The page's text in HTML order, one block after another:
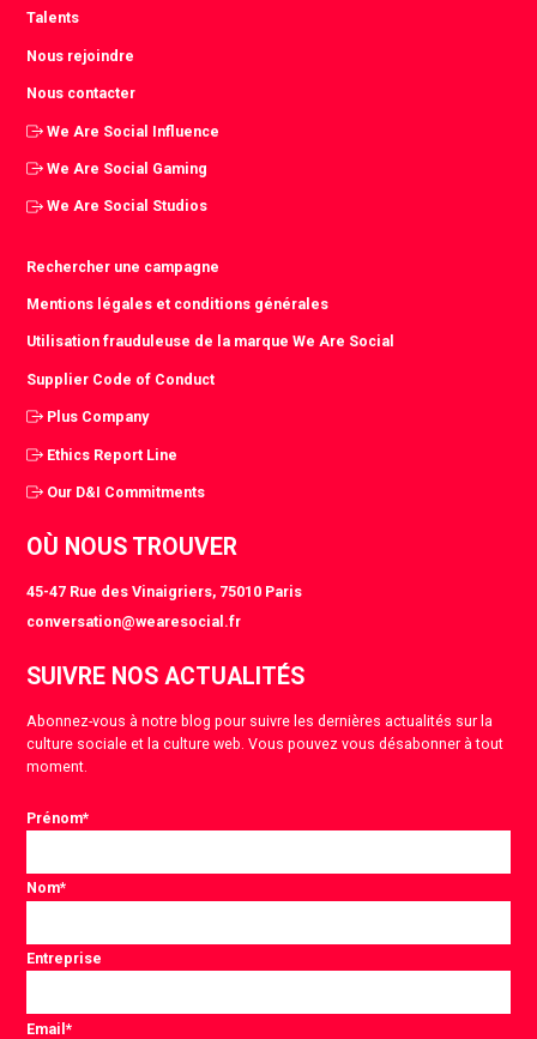
Talents
Nous rejoindre
Nous contacter
We Are Social Influence
We Are Social Gaming
We Are Social Studios
Rechercher une campagne
Mentions légales et conditions générales
Utilisation frauduleuse de la marque We Are Social
Supplier Code of Conduct
Plus Company
Ethics Report Line
Our D&I Commitments
OÙ NOUS TROUVER
45-47 Rue des Vinaigriers, 75010 Paris
conversation@wearesocial.fr
SUIVRE NOS ACTUALITÉS
Abonnez-vous à notre blog pour suivre les dernières actualités sur la
culture sociale et la culture web. Vous pouvez vous désabonner à tout
moment.
Prénom*
Nom*
Entreprise
Email*